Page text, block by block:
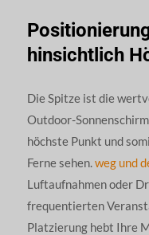
hinsichtlich
Die Spitze ist die
Outdoor-
höchste Punkt und
Ferne sehen.weg und
Luftaufnahmen oder
frequentierten
Platzierung hebt Ihre